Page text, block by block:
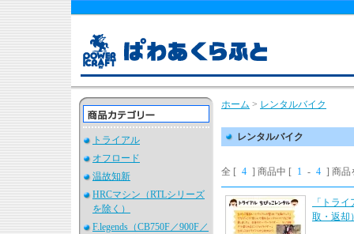
トライアル
オフロード
温故知新
HRCマシン（RTLシリーズ
を除く）
F.legends（CB750F／900F／
ホーム > レンタルバイク
レンタルバイク
全 [ 4 ] 商品中 [ 1 - 4 ] 商品
「トラ
取・返却